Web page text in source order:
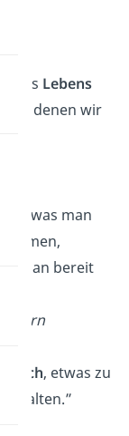
Lebens
in denen wir
was man
man bereit
, etwas zu